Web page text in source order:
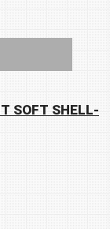
SOFT SHELL-